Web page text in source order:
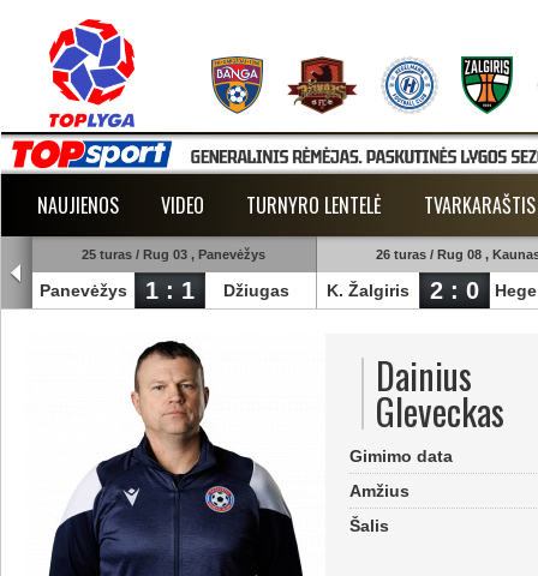
NAUJIENOS VIDEO TURNYRO LENTELĖ TVARKARAŠTIS
25 turas / Rug 03 , Panevėžys
Panevėžys 1 : 1 Džiugas
26 turas / Rug 08 ,
K. Žalgiris 2 : 0
Dainius
Gleveckas
Gimimo data
Amžius
Šalis